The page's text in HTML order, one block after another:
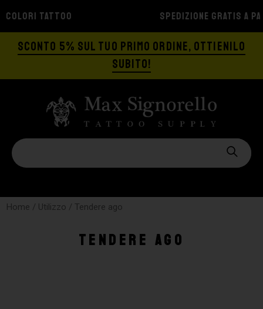
SPEDIZIONE GRATIS A PARTIRE DA €129
SCONTO 5% SUL TUO PRIMO ORDINE, OTTIENILO
SUBITO!
Home / Utilizzo / Tendere ago
Tendere ago